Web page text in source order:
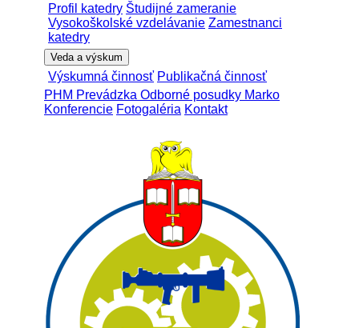
Profil katedry Študijné zameranie
Vysokoškolské vzdelávanie Zamestnanci
katedry
Veda a výskum
Výskumná činnosť Publikačná činnosť
PHM Prevádzka Odborné posudky Marko
Konferencie Fotogaléria Kontakt